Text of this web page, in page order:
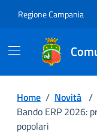
Regione Campania
Home / Novità /
Bando ERP 2026:
popolari